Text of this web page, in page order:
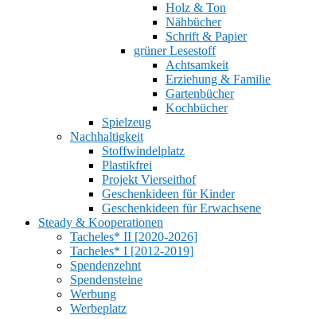
Holz & Ton
Nähbücher
Schrift & Papier
grüner Lesestoff
Achtsamkeit
Erziehung & Familie
Gartenbücher
Kochbücher
Spielzeug
Nachhaltigkeit
Stoffwindelplatz
Plastikfrei
Projekt Vierseithof
Geschenkideen für Kinder
Geschenkideen für Erwachsene
Steady & Kooperationen
Tacheles* II [2020-2026]
Tacheles* I [2012-2019]
Spendenzehnt
Spendensteine
Werbung
Werbeplatz